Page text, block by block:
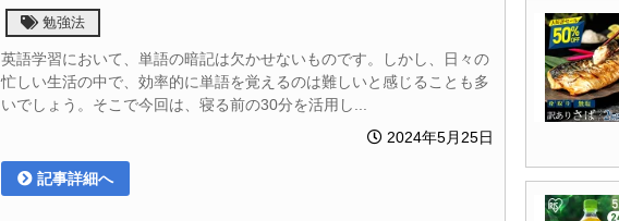
勉強法
英語学習において、単語の暗記は欠かせないものです。しかし、日々の
忙しい生活の中で、効率的に単語を覚えるのは難しいと感じることも多
いでしょう。そこで今回は、寝る前の30分を活用し...
2024年5月25日
記事詳細へ